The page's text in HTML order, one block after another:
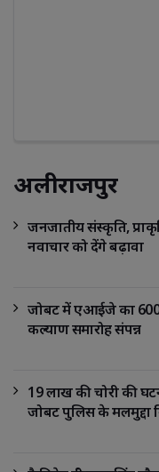
अलीराजपुर
जनजातीय संस्कृति,
नवाचार को देंगे बढ़ावा
जोबट में एआईजे का 600वाँ
कल्याण समारोह संपन्न
19 लाख की चोरी की
जोबट पुलिस के मलमुद्दा